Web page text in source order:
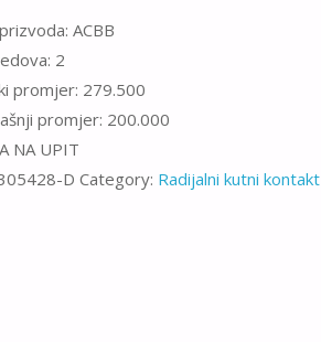
ACBB
2
promjer: 279.500
promjer: 200.000
NA UPIT
D Category: Radijalni kutni kontakt